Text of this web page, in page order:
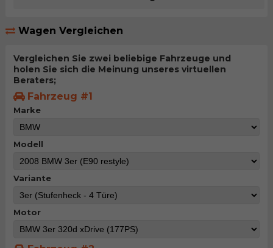
Wagen Vergleichen
Vergleichen Sie zwei beliebige Fahrzeuge und
holen Sie sich die Meinung unseres virtuellen
Beraters;
Fahrzeug #1
Marke
Modell
Variante
Motor